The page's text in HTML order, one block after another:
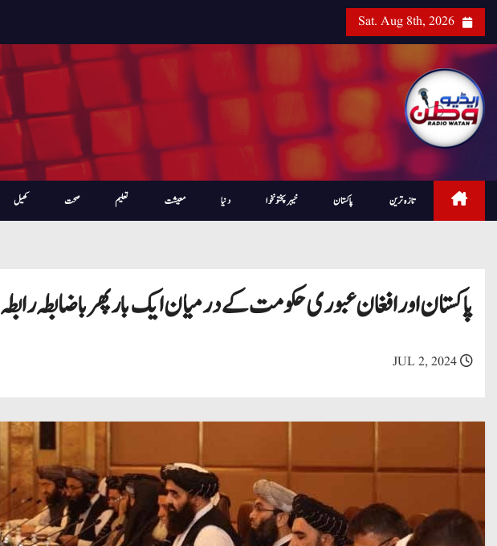
i
Sat. Aug 8th, 2026
تازہ ترین پاکستان خیبرپختونخوا دنیا معیشت تعلیم صحت کھیل
پاکستان اور افغان عبوری حکومت کے درمیان ایک بار پھر باضابطہ رابطہ